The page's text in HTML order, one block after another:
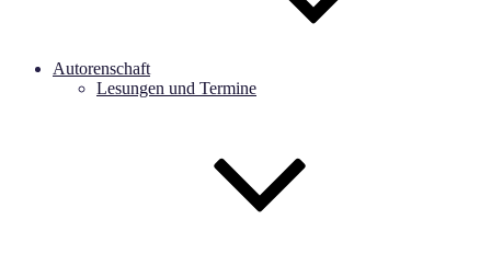
Autorenschaft
Lesungen und Termine